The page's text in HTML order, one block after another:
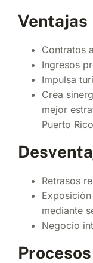
Ventajas
Contratos
Ingresos
Impulsa
Crea
mejor
Puerto Rico
Retrasos
mediante
Negocio
Procesos